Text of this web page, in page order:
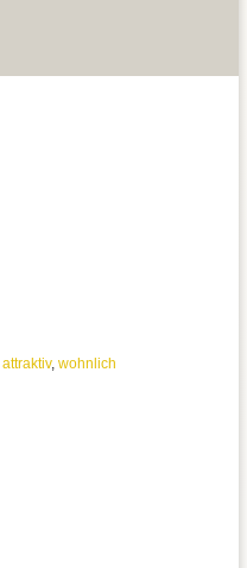
attraktiv, wohnlich